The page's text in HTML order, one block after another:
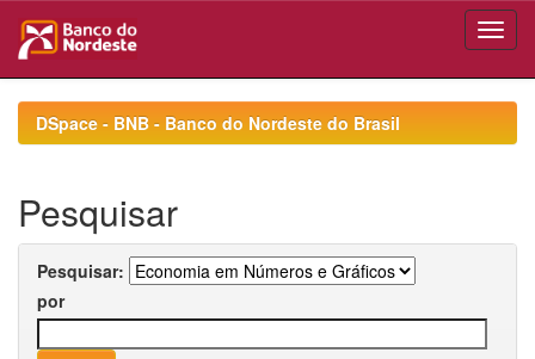
navigationDSpace - BNB - Banco do Nordeste do Brasil
Pesquisar
Pesquisar:
por